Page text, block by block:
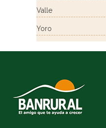
Valle
Yoro